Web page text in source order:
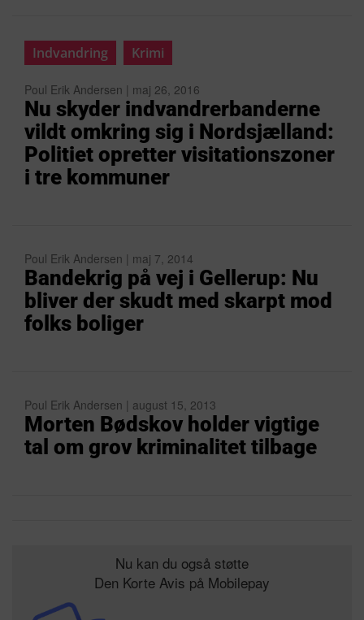
Indvandring Krimi
Poul Erik Andersen | maj 26, 2016
Nu skyder indvandrerbanderne
vildt omkring sig i Nordsjælland:
Politiet opretter visitationszoner
i tre kommuner
Poul Erik Andersen | maj 7, 2014
Bandekrig på vej i Gellerup: Nu
bliver der skudt med skarpt mod
folks boliger
Poul Erik Andersen | august 15, 2013
Morten Bødskov holder vigtige
tal om grov kriminalitet tilbage
Nu kan du også støtte
Den Korte Avis på Mobilepay